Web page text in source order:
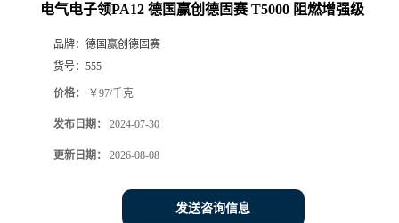
电气电子领PA12 德国赢创德固赛 T5000 阻燃增强级
品牌： 德国赢创德固赛
货号： 555
价格： ￥97/千克
发布日期： 2024-07-30
更新日期： 2026-08-08
发送咨询信息